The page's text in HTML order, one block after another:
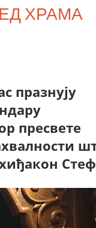
ХРАМА
празнују
пресвете